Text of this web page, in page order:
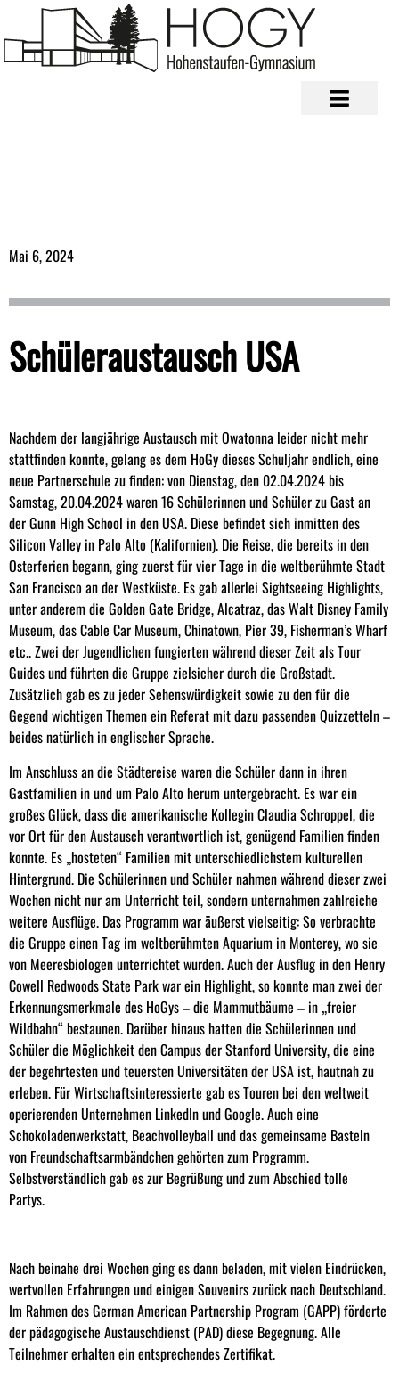
Mai 6, 2024
Schüleraustausch USA
Nachdem der langjährige Austausch mit Owatonna leider nicht mehr
stattfinden konnte, gelang es dem HoGy dieses Schuljahr endlich, eine
neue Partnerschule zu finden: von Dienstag, den 02.04.2024 bis
Samstag, 20.04.2024 waren 16 Schülerinnen und Schüler zu Gast an
der Gunn High School in den USA. Diese befindet sich inmitten des
Silicon Valley in Palo Alto (Kalifornien). Die Reise, die bereits in den
Osterferien begann, ging zuerst für vier Tage in die weltberühmte Stadt
San Francisco an der Westküste. Es gab allerlei Sightseeing Highlights,
unter anderem die Golden Gate Bridge, Alcatraz, das Walt Disney Family
Museum, das Cable Car Museum, Chinatown, Pier 39, Fisherman’s Wharf
etc.. Zwei der Jugendlichen fungierten während dieser Zeit als Tour
Guides und führten die Gruppe zielsicher durch die Großstadt.
Zusätzlich gab es zu jeder Sehenswürdigkeit sowie zu den für die
Gegend wichtigen Themen ein Referat mit dazu passenden Quizzetteln –
beides natürlich in englischer Sprache.
Im Anschluss an die Städtereise waren die Schüler dann in ihren
Gastfamilien in und um Palo Alto herum untergebracht. Es war ein
großes Glück, dass die amerikanische Kollegin Claudia Schroppel, die
vor Ort für den Austausch verantwortlich ist, genügend Familien finden
konnte. Es „hosteten“ Familien mit unterschiedlichstem kulturellen
Hintergrund. Die Schülerinnen und Schüler nahmen während dieser zwei
Wochen nicht nur am Unterricht teil, sondern unternahmen zahlreiche
weitere Ausflüge. Das Programm war äußerst vielseitig: So verbrachte
die Gruppe einen Tag im weltberühmten Aquarium in Monterey, wo sie
von Meeresbiologen unterrichtet wurden. Auch der Ausflug in den Henry
Cowell Redwoods State Park war ein Highlight, so konnte man zwei der
Erkennungsmerkmale des HoGys – die Mammutbäume – in „freier
Wildbahn“ bestaunen. Darüber hinaus hatten die Schülerinnen und
Schüler die Möglichkeit den Campus der Stanford University, die eine
der begehrtesten und teuersten Universitäten der USA ist, hautnah zu
erleben. Für Wirtschaftsinteressierte gab es Touren bei den weltweit
operierenden Unternehmen LinkedIn und Google. Auch eine
Schokoladenwerkstatt, Beachvolleyball und das gemeinsame Basteln
von Freundschaftsarmbändchen gehörten zum Programm.
Selbstverständlich gab es zur Begrüßung und zum Abschied tolle
Partys.
Nach beinahe drei Wochen ging es dann beladen, mit vielen Eindrücken,
wertvollen Erfahrungen und einigen Souvenirs zurück nach Deutschland.
Im Rahmen des German American Partnership Program (GAPP) förderte
der pädagogische Austauschdienst (PAD) diese Begegnung. Alle
Teilnehmer erhalten ein entsprechendes Zertifikat.